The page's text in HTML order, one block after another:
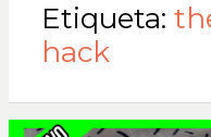
Etiqueta:
hack